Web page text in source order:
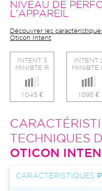
NIVEAU DE
L'APPAREIL
Découvrer les
Oticon Intent
INTENT 3
MINIBTE R
1 045 €
INTENT
MINIBTE
1 095 €
TECHNIQUES
OTICON
CARACTÉRISTIQUES